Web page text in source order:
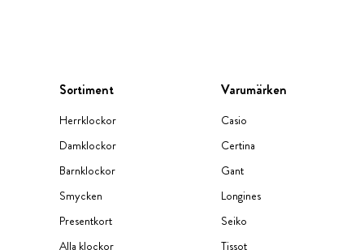
Sortiment
Herrklockor
Damklockor
Barnklockor
Smycken
Presentkort
Alla klockor
Varumärken
Casio
Certina
Gant
Longines
Seiko
Tissot